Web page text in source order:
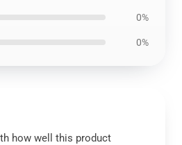
0%
0%
how well this product